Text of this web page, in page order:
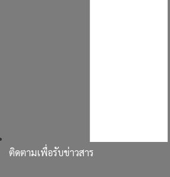
ติดตามเพื่อรับข่าวสาร